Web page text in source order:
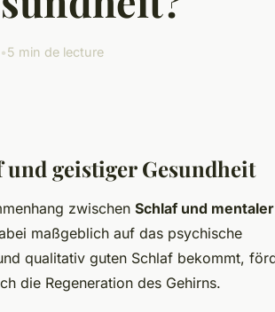
•5 min de lecture
geistiger Gesundheit
zwischen Schlaf und mentaler
maßgeblich auf das psychische
qualitativ guten Schlaf bekommt,
die Regeneration des Gehirns.